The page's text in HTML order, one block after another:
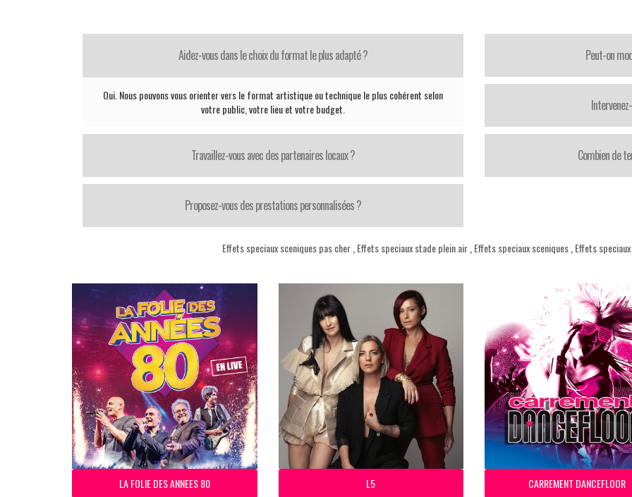
Aidez-vous dans le choix du format le plus adapté ?
Oui. Nous pouvons vous orienter vers le format artistique ou technique le plus cohérent selon
votre public, votre lieu et votre budget.
Travaillez-vous avec des partenaires locaux ?
Proposez-vous des prestations personnalisées ?
Peut-on
Combien de
Effets speciaux sceniques pas cher, Effets speciaux stade plein air, Effets speciaux sceniques, Effets
LA FOLIE DES ANNEES 80 L5 CARREMENT DANCEFLOOR